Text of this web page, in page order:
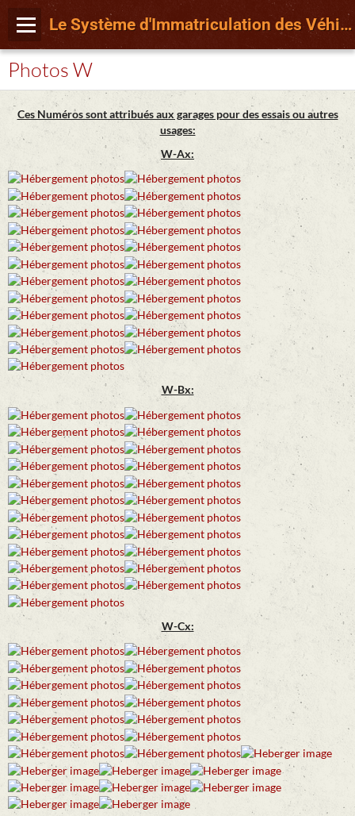
Le Système d'Immatriculation des Véhicules français depuis le 15 Avril 2009
Photos W
Ces Numéros sont attribués aux garages pour des essais ou autres
usages:
W-Ax:
W-Bx:
W-Cx: